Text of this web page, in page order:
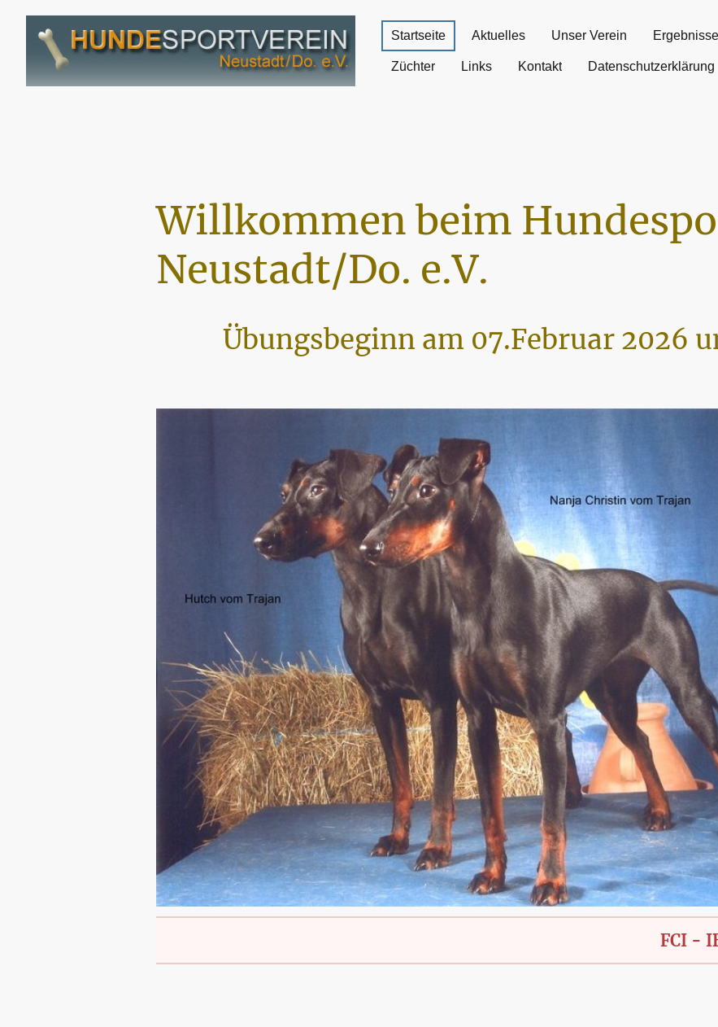
Startseite Aktuelles Unser Verein Ergebnisse
Züchter Links Kontakt Datenschutzerklärung
Willkommen beim
Neustadt/Do. e.V.
Übungsbeginn am 07.Februar 2026
FCI - IBGH -